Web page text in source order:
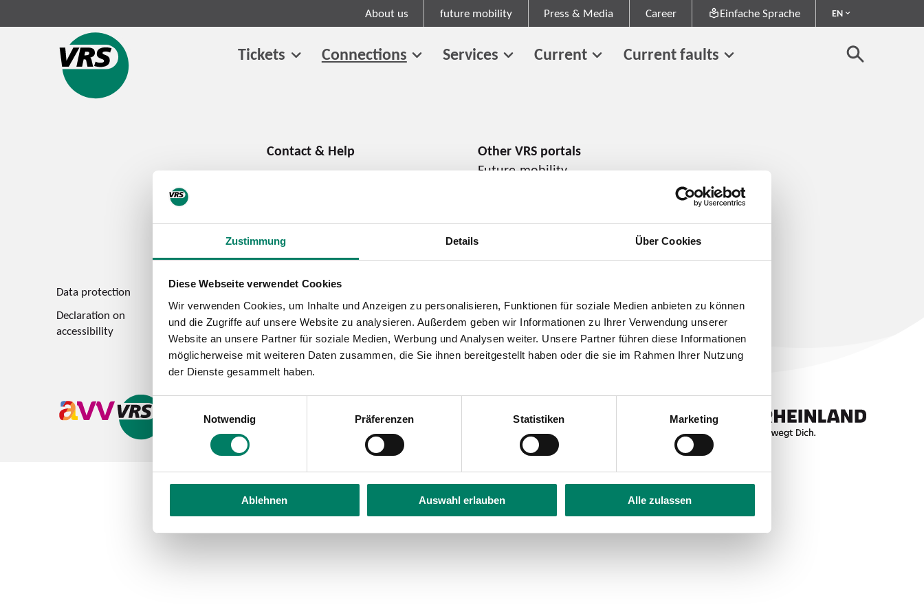
Zustimmung Details Über Cookies
Diese Webseite verwendet Cookies
Wir verwenden Cookies, um Inhalte und Anzeigen zu personalisieren, Funktionen für soziale Medien anbieten zu können
und die Zugriffe auf unsere Website zu analysieren. Außerdem geben wir Informationen zu Ihrer Verwendung unserer
Website an unsere Partner für soziale Medien, Werbung und Analysen weiter. Unsere Partner führen diese Informationen
möglicherweise mit weiteren Daten zusammen, die Sie ihnen bereitgestellt haben oder die sie im Rahmen Ihrer Nutzung
der Dienste gesammelt haben.
Einwilligungsauswahl
Notwendig
Präferenzen Statistiken Marketing
Ablehnen Auswahl erlauben Alle zulassen
About us future mobility Press & Media Career Einfache Sprache EN
Tickets Connections Services Current Current faults
Future-mobility
Career
Data protection Imprint
Declaration on
accessibility
Feedback on accessibility